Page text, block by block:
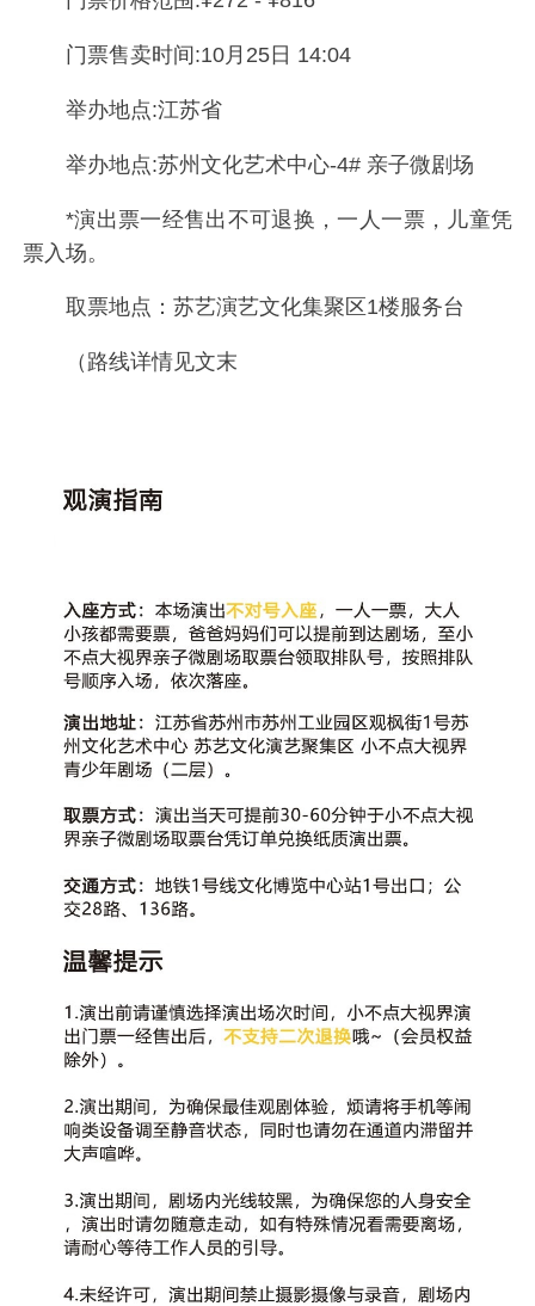
门票售卖时间:10月25日 14:04
举办地点:江苏省
举办地点:苏州文化艺术中心-4# 亲子微剧场
*演出票一经售出不可退换，一人一票，儿童凭
票入场。
取票地点：苏艺演艺文化集聚区1楼服务台
（路线详情见文末